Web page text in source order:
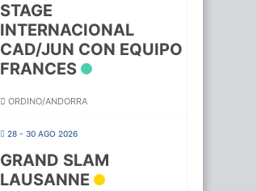
STAGE
INTERNACIONAL
CAD/JUN CON EQUIPO
FRANCES
ORDINO/ANDORRA
28 - 30 AGO 2026
GRAND SLAM
LAUSANNE